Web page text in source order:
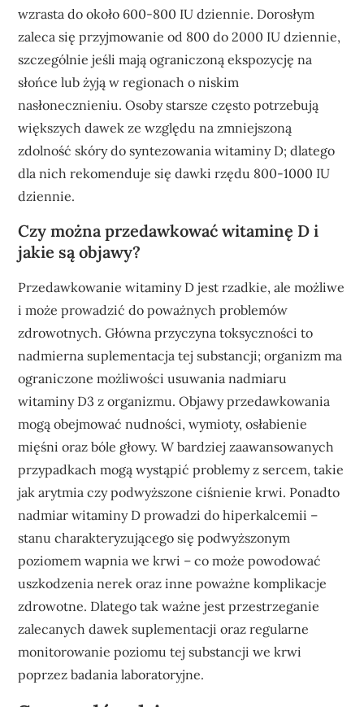
wzrasta do około 600-800 IU dziennie. Dorosłym
zaleca się przyjmowanie od 800 do 2000 IU dziennie,
szczególnie jeśli mają ograniczoną ekspozycję na
słońce lub żyją w regionach o niskim
nasłonecznieniu. Osoby starsze często potrzebują
większych dawek ze względu na zmniejszoną
zdolność skóry do syntezowania witaminy D; dlatego
dla nich rekomenduje się dawki rzędu 800-1000 IU
dziennie.
Czy można przedawkować witaminę D i
jakie są objawy?
Przedawkowanie witaminy D jest rzadkie, ale możliwe
i może prowadzić do poważnych problemów
zdrowotnych. Główna przyczyna toksyczności to
nadmierna suplementacja tej substancji; organizm ma
ograniczone możliwości usuwania nadmiaru
witaminy D3 z organizmu. Objawy przedawkowania
mogą obejmować nudności, wymioty, osłabienie
mięśni oraz bóle głowy. W bardziej zaawansowanych
przypadkach mogą wystąpić problemy z sercem, takie
jak arytmia czy podwyższone ciśnienie krwi. Ponadto
nadmiar witaminy D prowadzi do hiperkalcemii –
stanu charakteryzującego się podwyższonym
poziomem wapnia we krwi – co może powodować
uszkodzenia nerek oraz inne poważne komplikacje
zdrowotne. Dlatego tak ważne jest przestrzeganie
zalecanych dawek suplementacji oraz regularne
monitorowanie poziomu tej substancji we krwi
poprzez badania laboratoryjne.